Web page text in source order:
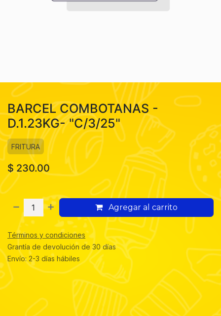
BARCEL COMBOTANAS -
D.1.23KG- "C/3/25"
FRITURA
$230.00
Agregar al carrito
Términos y condiciones
Grantía de devolución de 30 días
Envío: 2-3 días hábiles